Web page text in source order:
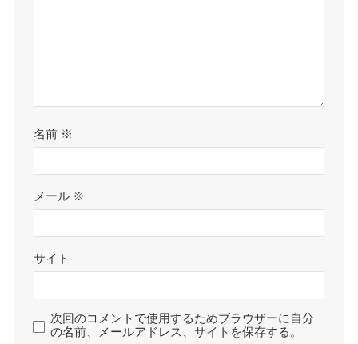
名前 ※
メール ※
サイト
次回のコメントで使用するためブラウザーに自分
の名前、メールアドレス、サイトを保存する。